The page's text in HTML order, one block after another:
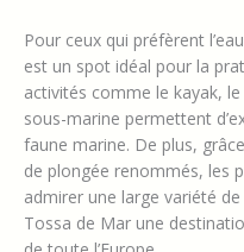
Pour ceux qui préfèrent
est un spot idéal pour la
activités comme le kayak,
sous-marine permettent
faune marine. De plus,
de plongée renommés, les
admirer une large variété
Tossa de Mar une